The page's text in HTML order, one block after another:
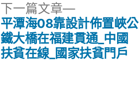
下一篇文章
下
一
篇
文
平潭海08靠設計佈置峽公
鐵大橋在福建貫通_中國
扶貧在線_國家扶貧門戶